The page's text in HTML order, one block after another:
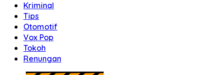
Kriminal
Tips
Otomotif
Vox Pop
Tokoh
Renungan